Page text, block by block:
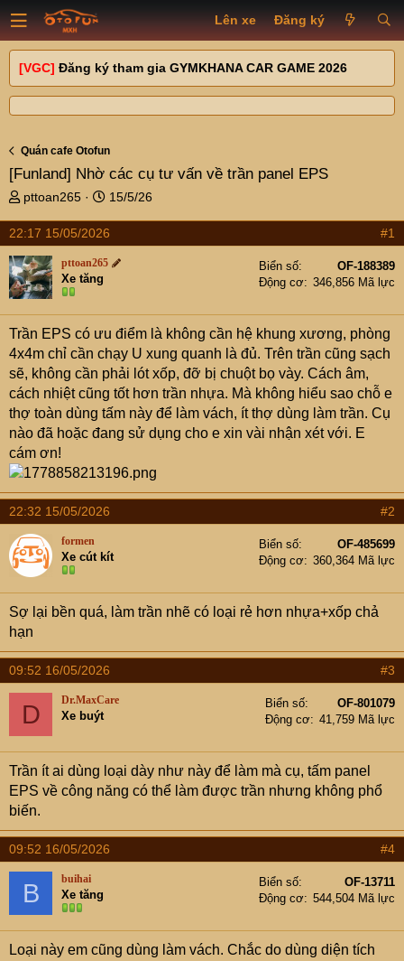
Lên xe Đăng ký
[VGC] Đăng ký tham gia GYMKHANA CAR GAME 2026
Quán cafe Otofun
[Funland] Nhờ các cụ tư vấn về trần panel EPS
T
r
e
a
d
s
t
a
r
t
e
r
pttoan265
N
à
y
g
15/5/26
22:17 15/05/2026 #1
pttoan265
Xe tăng
Biển số
OF-188389
Động cơ
346,856 Mã lực
Trần EPS có ưu điểm là không cần hệ khung xương, phòng
4x4m chỉ cần chạy U xung quanh là đủ. Trên trần cũng sạch
sẽ, không cần phải lót xốp, đỡ bị chuột bọ vày. Cách âm,
cách nhiệt cũng tốt hơn trần nhựa. Mà không hiểu sao chỗ e
thợ toàn dùng tấm này để làm vách, ít thợ dùng làm trần. Cụ
nào đã hoặc đang sử dụng cho e xin vài nhận xét với. E
cám ơn!
22:32 15/05/2026 #2
formen
Xe cút kít
Biển số
OF-485699
Động cơ
360,364 Mã lực
Sợ lại bền quá, làm trần nhẽ có loại rẻ hơn nhựa+xốp chả
hạn
09:52 16/05/2026 #3
D Dr.MaxCare
Xe buýt
Biển số
OF-801079
Động cơ
41,759 Mã lực
Trần ít ai dùng loại dày như này để làm mà cụ, tấm panel
EPS về công năng có thể làm được trần nhưng không phổ
biến.
09:52 16/05/2026 #4
B buihai
Xe tăng
Biển số
OF-13711
Động cơ
544,504 Mã lực
Loại này em cũng dùng làm vách. Chắc do dùng diện tích